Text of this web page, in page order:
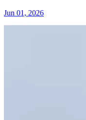
Jun 01, 2026